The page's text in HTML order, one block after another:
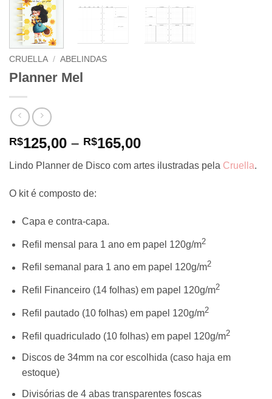
CRUELLA / ABELINDAS
Planner Mel
R$125,00 – R$165,00Price
R$125,00
Lindo Planner de Disco com artes ilustradas pela Cruella.
O kit é composto de:
Capa e contra-capa.
Refil mensal para 1 ano em papel 120g/m2
Refil semanal para 1 ano em papel 120g/m2
Refil Financeiro (14 folhas) em papel 120g/m2
Refil pautado (10 folhas) em papel 120g/m2
Refil quadriculado (10 folhas) em papel 120g/m2
Discos de 34mm na cor escolhida (caso haja em
estoque)
Divisórias de 4 abas transparentes foscas